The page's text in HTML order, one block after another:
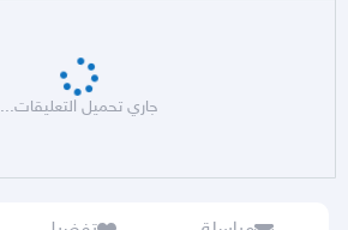
جاري تحميل التعليقات...